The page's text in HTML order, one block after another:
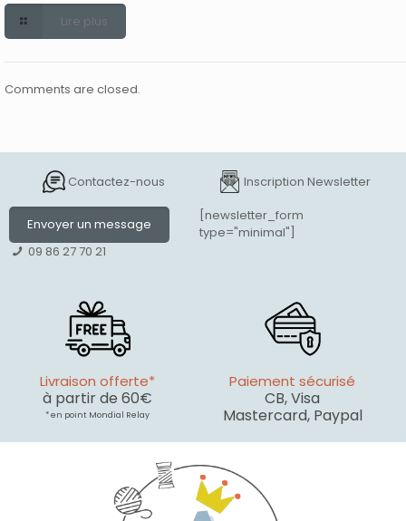
Lire plus
Comments are closed.
Contactez-nous
Envoyer un message
09 86 27 70 21
Inscription Newsletter
[newsletter_form
type="minimal"]
Livraison offerte*
à partir de 60€
* en point Mondial Relay
Paiement sécurisé
CB, Visa
Mastercard, Paypal